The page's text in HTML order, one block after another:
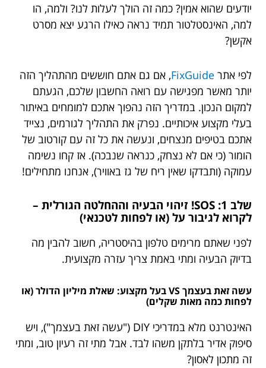
יודעים שהוא אמין? כמה זה הולך לעלות לנו? ולמה, הו
למה, האינסטלטור תמיד נראה כאילו הרגע יצא מסרט
אקשן?
לפי אתר FixGuide, אם גם אתם חוששים מהתהליך הזה
יותר מאשר מפגישה עם רואה החשבון שלכם, הגעתם
למקום הנכון. במדריך הזה נהפוך אתכם למומחים באיתור
בעלי מקצוע איכותיים. נפרק את התהליך לגורמים, נצייד
אתכם בטיפים מנצחים, ונעשה את כל זה עם קורטוב של
הומור (כי אם לא נצחק, כנראה שנבכה). אז קחו נשימה
עמוקה (ותבדקו שאין ריח של גז באוויר), אנחנו מתחילים!
שלב 1: SOS! זיהוי הבעיה וההחלטה הגורלית –
לקרוא לגיבור על (או לפחות לטכנאי)
לפני שאתם מרימים טלפון בהיסטריה, חשוב להבין מה
בדיוק הבעיה ומתי באמת צריך עזרה מקצועית.
עשה זאת בעצמך VS בעל מקצוע: שאלת מיליון הדולר (או
לפחות כמה מאות שקלים)
האינטרנט מלא במדריכי DIY ("עשה זאת בעצמך"), ויש
סיפוק אדיר בלתקן משהו לבד. אבל מתי זה רעיון טוב, ומתי
זה מתכון לאסון?